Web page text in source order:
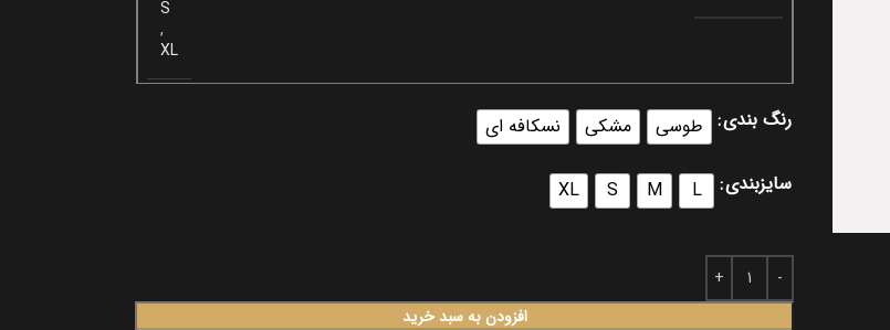
S
,
XL
رنگ بندی طوسی مشکی نسکافه ای
سایزبندی L
M
S
XL
افزودن به سبد خرید